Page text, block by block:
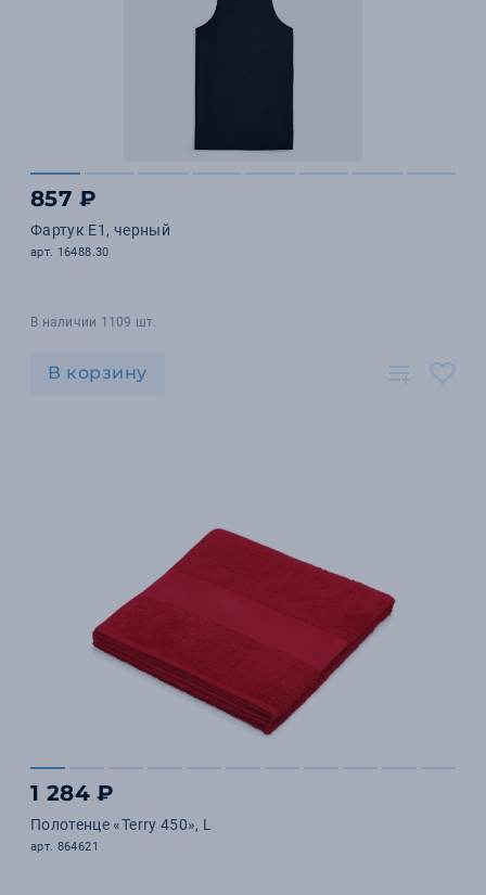
857 ₽
Фартук E1, черный
арт. 16488.30
В наличии 1109 шт.
В корзину
1 284 ₽
Полотенце «Terry 450», L
арт. 864621